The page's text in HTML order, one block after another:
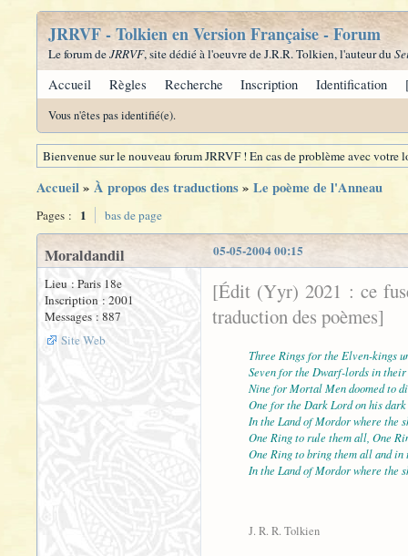
JRRVF - Tolkien en Version Française - Forum
Le forum deJRRVF, site dédié à l'oeuvre de J.R.R. Tolkien, l'auteur du
Accueil Règles Recherche Inscription Identification
Vous n'êtes pas identifié(e).
Bienvenue sur le nouveau forum JRRVF ! En cas de problème avec
Accueil» À propos des traductions» Le poème de l'Anneau
Pages : 1 bas de page
05-05-2004 00:15
Moraldandil
Lieu : Paris 18e
Inscription : 2001
Messages : 887
Site Web
[Édit (Yyr) 2021 : ce
traduction des poèmes]
Three Rings for the Elven-kings
Seven for the Dwarf-lords in
Nine for Mortal Men doomed to
One for the Dark Lord on his
In the Land of Mordor where the
One Ring to rule them all, One
One Ring to bring them all and in
In the Land of Mordor where the
J. R. R. Tolkien